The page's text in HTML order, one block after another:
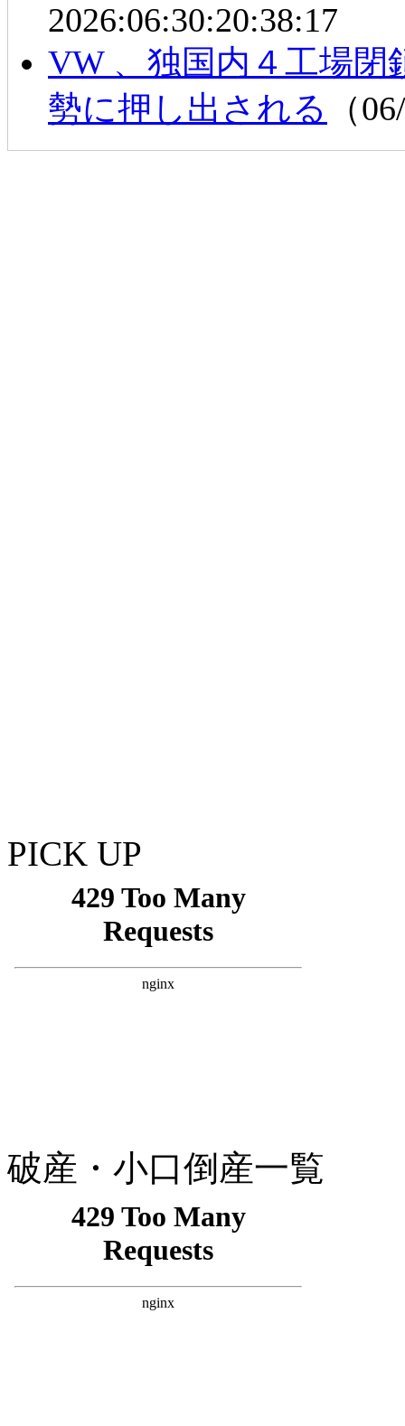
2026:06:30:20:38:17
VW 、独国内４工場
勢に押し出される
（
PICK UP
破産・小口倒産一覧